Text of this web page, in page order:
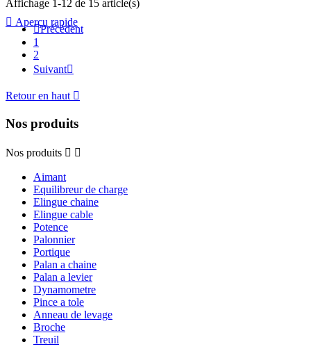
 Aperçu rapide
Affichage 1-12 de 15 article(s)
Précédent
1
2
Suivant
Retour en haut 
Nos produits
Nos produits  
Aimant
Equilibreur de charge
Elingue chaine
Elingue cable
Potence
Palonnier
Portique
Palan a chaine
Palan a levier
Dynamometre
Pince a tole
Anneau de levage
Broche
Treuil